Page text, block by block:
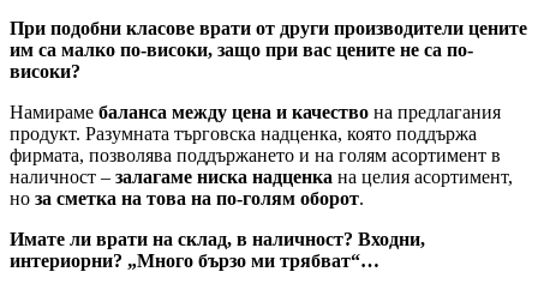
При подобни класове врати от други производители цените
им са малко по-високи, защо при вас цените не са по-
високи?
Намираме баланса между цена и качество на предлагания
продукт. Разумната търговска надценка, която поддържа
фирмата, позволява поддържането и на голям асортимент в
наличност – залагаме ниска надценка на целия асортимент,
но за сметка на това на по-голям оборот.
Имате ли врати на склад, в наличност? Входни,
интериорни? „Много бързо ми трябват“…